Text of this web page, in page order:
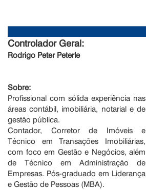
Controlador Geral:
Rodrigo Peter Peterle
Sobre:
Profissional com sólida experiência nas
áreas contábil, imobiliária, notarial e de
gestão pública.
Contador, Corretor de Imóveis e
Técnico em Transações Imobiliárias,
com foco em Gestão e Negócios, além
de Técnico em Administração de
Empresas. Pós-graduado em Liderança
e Gestão de Pessoas (MBA).